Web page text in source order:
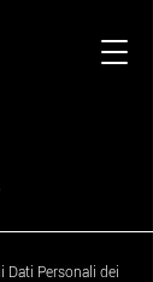
Personali dei